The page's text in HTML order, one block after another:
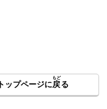
トップページに戻る